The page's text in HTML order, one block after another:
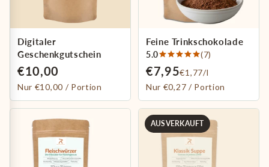
Digitaler
Geschenkgutschein
€10,00
Nur €10,00 / Portion
Feine Trinkschokolade
5.0 (7)
€7,95€1,77/l
Nur €0,27 / Portion
AUSVERKAUFT